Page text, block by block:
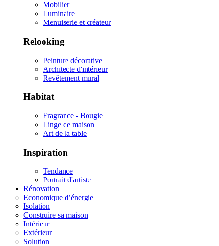
Mobilier
Luminaire
Menuiserie et créateur
Relooking
Peinture décorative
Architecte d'intérieur
Revêtement mural
Habitat
Fragrance - Bougie
Linge de maison
Art de la table
Inspiration
Tendance
Portrait d'artiste
Rénovation
Economique d’énergie
Isolation
Construire sa maison
Intérieur
Extérieur
Solution